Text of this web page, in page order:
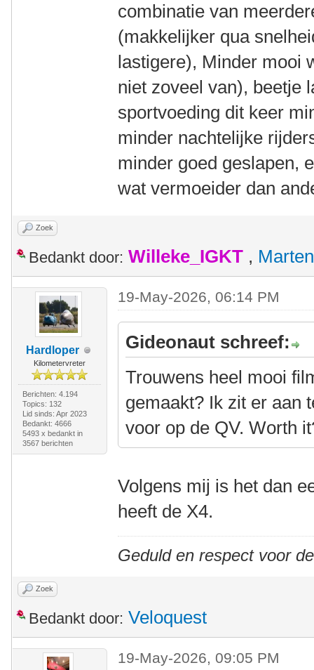
combinatie van
(makkelijker qua
lastigere), Minder mooi
niet zoveel van), beetje
sportvoeding dit keer
minder nachtelijke
minder goed geslapen,
wat vermoeider dan
Zoek
Bedankt door: Willeke_IGKT , Marten
Hardloper
Kilometervreter
Berichten: 4.194
Topics: 132
Lid sinds: Apr 2023
Bedankt: 4666
5493 x bedankt in
3567 berichten
19-May-2026, 06:14 PM
Gideonaut schreef:
Trouwens heel mooi
gemaakt? Ik zit er aan
voor op de QV. Worth
Volgens mij is het dan
heeft de X4.
Geduld en respect voor
Zoek
Bedankt door: Veloquest
19-May-2026, 09:05 PM